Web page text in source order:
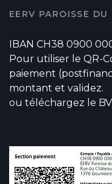
EERV PAROISSE
IBAN CH38 0900
Pour utiliser le QR-
paiement
montant et validez.
ou téléchargez le